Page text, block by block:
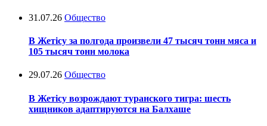
31.07.26 Общество
В Жетісу за полгода произвели 47 тысяч тонн мяса и
105 тысяч тонн молока
29.07.26 Общество
В Жетісу возрождают туранского тигра: шесть
хищников адаптируются на Балхаше